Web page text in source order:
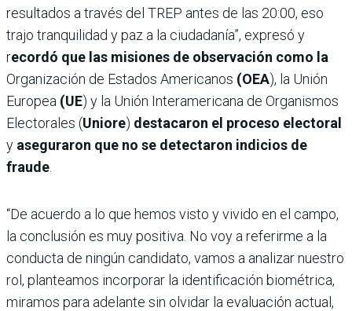
resultados a través del TREP antes de las 20:00, eso
trajo tranquilidad y paz a la ciudadanía”, expresó y
recordó que las misiones de observación como la
Organización de Estados Americanos (OEA), la Unión
Europea (UE) y la Unión Interamericana de Organismos
Electorales (Uniore) destacaron el proceso electoral
y aseguraron que no se detectaron indicios de
fraude
“De acuerdo a lo que hemos visto y vivido en el campo,
la conclusión es muy positiva. No voy a referirme a la
conducta de ningún candidato, vamos a analizar nuestro
rol, planteamos incorporar la identificación biométrica,
miramos para adelante sin olvidar la evaluación actual,